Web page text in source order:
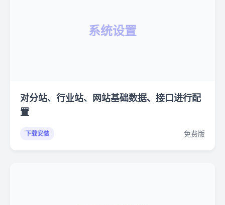
系统设置
对分站、行业站、网站基础数据、接口进行配
置
下载安装 免费版